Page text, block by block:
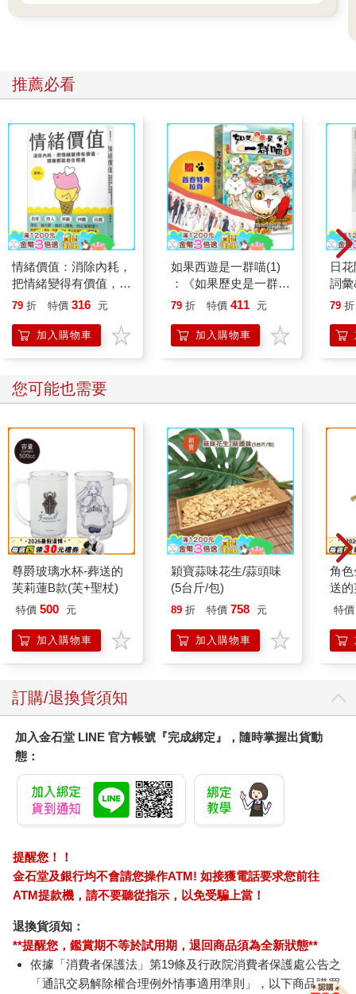
推薦必看
情緒價值：消除內耗，
把情緒變得有價值，跟
誰都能自在相處
79 折 特價 316 元
加入購物車
如果西遊是一群喵(1)
：《如果歷史是一群
喵》作者最新力作，附
79 折 特價 411 元
加入購物車
日
詞
79 折
您可能也需要
尊爵玻璃水杯-葬送的
芙莉蓮B款(芙+聖杖)
特價 500 元
加入購物車
穎寶蒜味花生/蒜頭味
(5台斤/包)
89 折 特價 758 元
加入購物車
角
送
特價
訂購/退換貨須知
加入金石堂 LINE 官方帳號『完成綁定』，隨時掌握出貨動
態：
提醒您！！
金石堂及銀行均不會請您操作ATM! 如接獲電話要求您前往
ATM提款機，請不要聽從指示，以免受騙上當！
退換貨須知：
**提醒您，鑑賞期不等於試用期，退回商品須為全新狀態**
依據「消費者保護法」第19條及行政院消費者保護處公告之
「通訊交易解除權合理例外情事適用準則」，以下商品購買